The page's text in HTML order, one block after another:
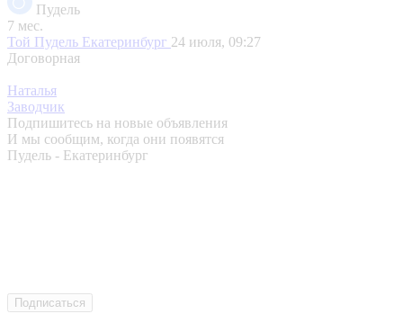
Пудель
7 мес.
Той Пудель Екатеринбург 24 июля, 09:27
Договорная
Наталья
Заводчик
Подпишитесь на новые объявления
И мы сообщим, когда они появятся
Пудель - Екатеринбург
Подписаться